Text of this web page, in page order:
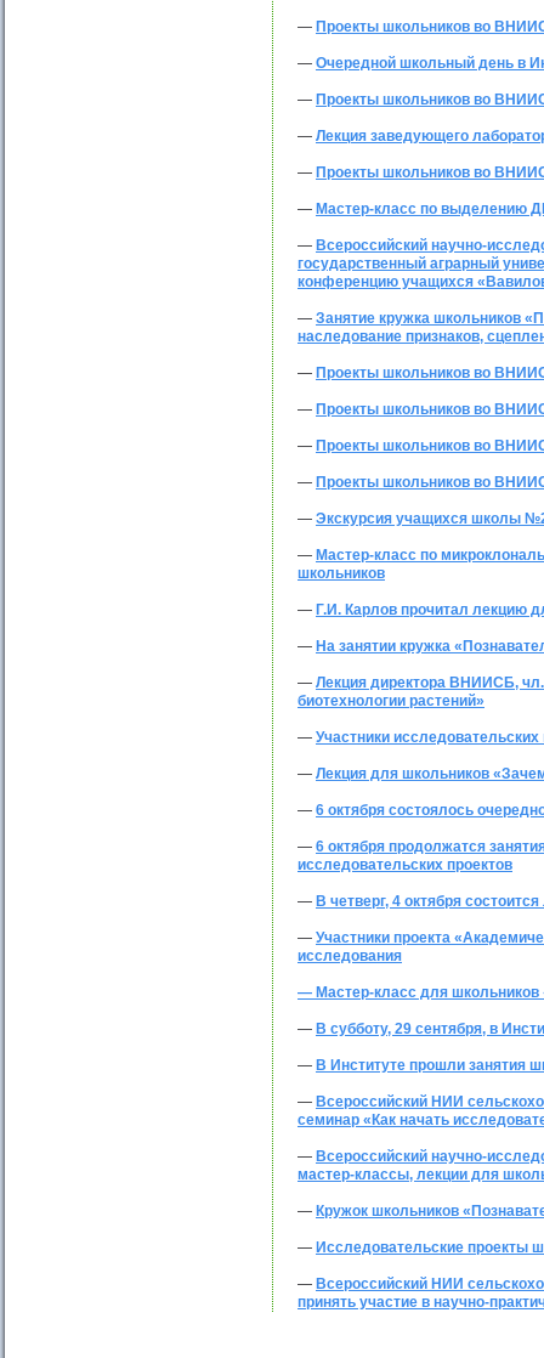
— Проекты школьников во
— Очередной школьный день в
— Проекты школьников во
— Лекция заведующего
— Проекты школьников во
— Мастер-класс по выделению
— Всероссийский научно-
государственный аграрный
конференцию учащихся
— Занятие кружка школьников
наследование признаков,
— Проекты школьников во
— Проекты школьников во
— Проекты школьников во
— Проекты школьников во
— Экскурсия учащихся школы
— Мастер-класс по
школьников
— Г.И. Карлов прочитал лекцию
— На занятии кружка
— Лекция директора ВНИИСБ,
биотехнологии растений»
— Участники
— Лекция для школьников
— 6 октября состоялось
— 6 октября продолжатся
исследовательских проектов
— В четверг, 4 октября
— Участники проекта
исследования
— Мастер-класс для
— В субботу, 29 сентября, в
— В Институте прошли занятия
— Всероссийский НИИ
семинар «Как начать
— Всероссийский научно-
мастер-классы, лекции для
— Кружок школьников
— Исследовательские проекты
— Всероссийский НИИ
принять участие в научно-